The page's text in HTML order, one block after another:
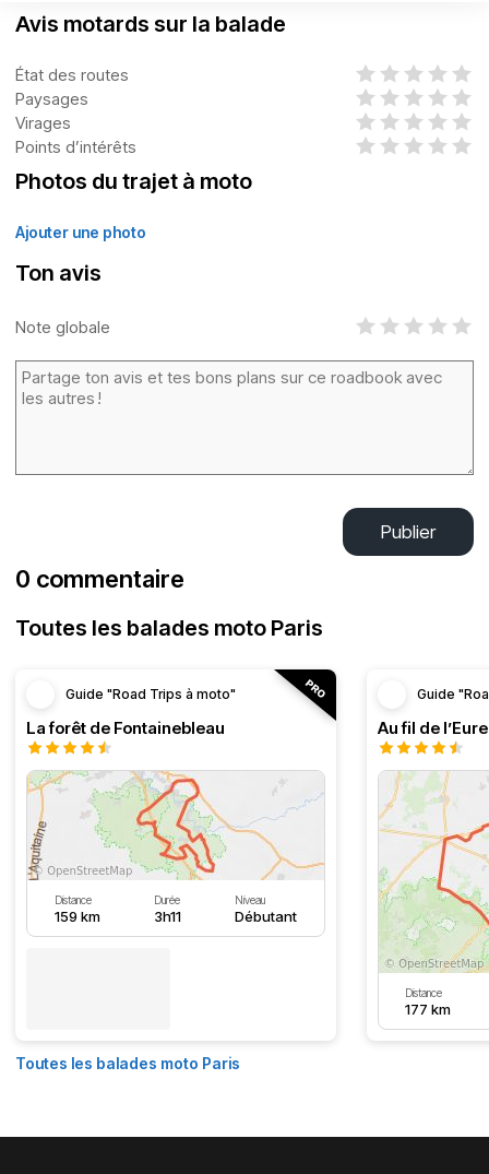
Avis motards sur la balade
État des routes
Paysages
Virages
Points d’intérêts
Photos du trajet à moto
Ajouter une photo
Ton avis
Note globale
Publier
0 commentaire
Toutes les balades moto Paris
Guide "Road Trips à moto"
La forêt de Fontainebleau
Distance
159 km
Durée
3h11
Niveau
Débutant
Guide
Au fil de l’Eure
Distance
177 km
Toutes les balades moto Paris